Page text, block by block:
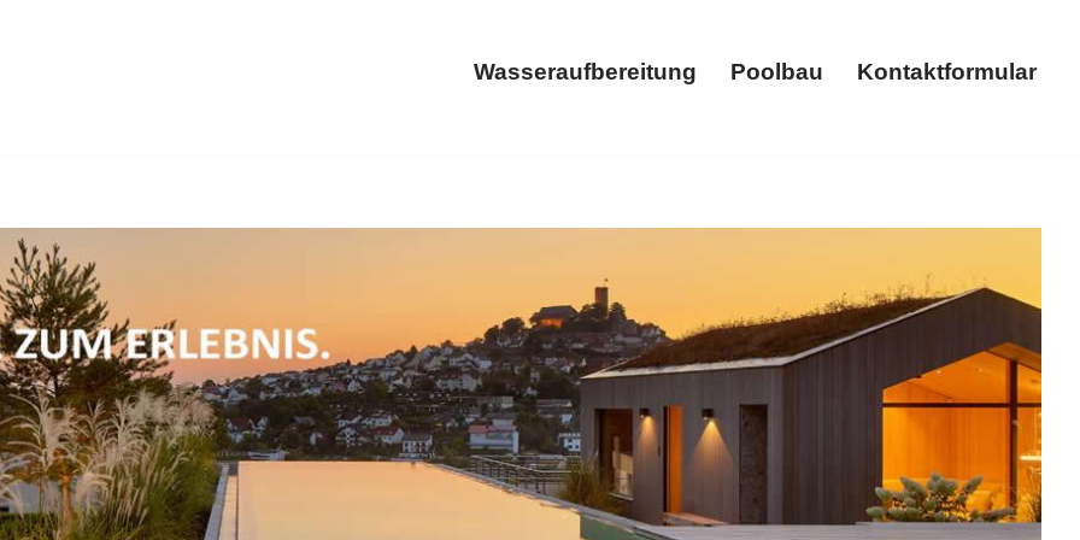
Wasseraufbereitung Poolbau Kontaktformular
Schwimmbäder, Whirlpool, Sauna. Sofort bei MASSAR: ✓Whirlpool, ✓Schwimmbäder,
Ihr Poolbauer. Mit uns erreichen Sie Ihre Ziele ✉.